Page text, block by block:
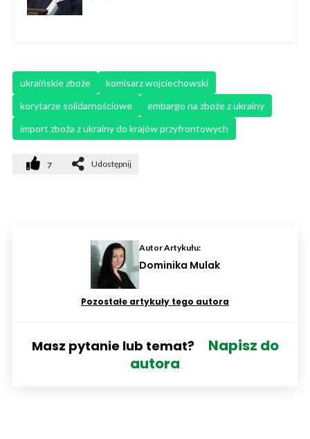
ukraińskie zboże
komisarz wojciechowski
korytarze solidarnościowe
embargo na zboże z ukrainy
import zboża z ukrainy do krajów przyfrontowych
7 Udostępnij
Autor Artykułu:
Dominika Mulak
Pozostałe artykuły tego autora
Masz pytanie lub temat?
Napisz do
autora